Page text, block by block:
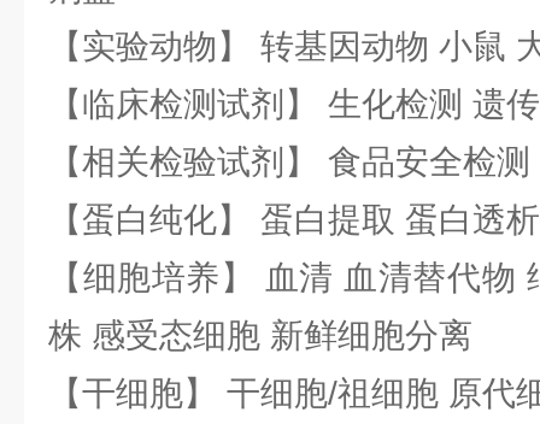
【实验动物】 转基因动物 小鼠
【临床检测试剂】 生化检测 遗
【相关检验试剂】 食品安全检
【蛋白纯化】 蛋白提取 蛋白透
【细胞培养】 血清 血清替代物
株 感受态细胞 新鲜细胞分离
【干细胞】 干细胞/祖细胞 原代